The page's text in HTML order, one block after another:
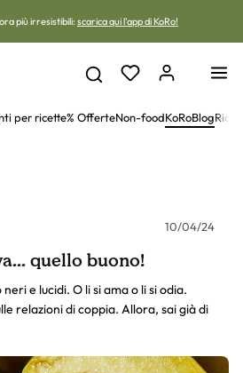
più irresistibili: scarica qui l'app di KoRo!
per ricette% OfferteNon-foodKoRoBlog
10/04/24
quello buono!
e lucidi. O li si ama o li si odia.
relazioni di coppia. Allora, sai già di